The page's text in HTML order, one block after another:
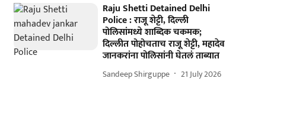
Raju Shetti Detained Delhi
Police : राजू शेट्टी, दिल्ली
पोलिसांमध्ये शाब्दिक चकमक;
दिल्लीत पोहोचताच राजू शेट्टी, महादेव
जानकरांना पोलिसांनी घेतलं ताब्यात
Sandeep Shirguppe 21 July 2026